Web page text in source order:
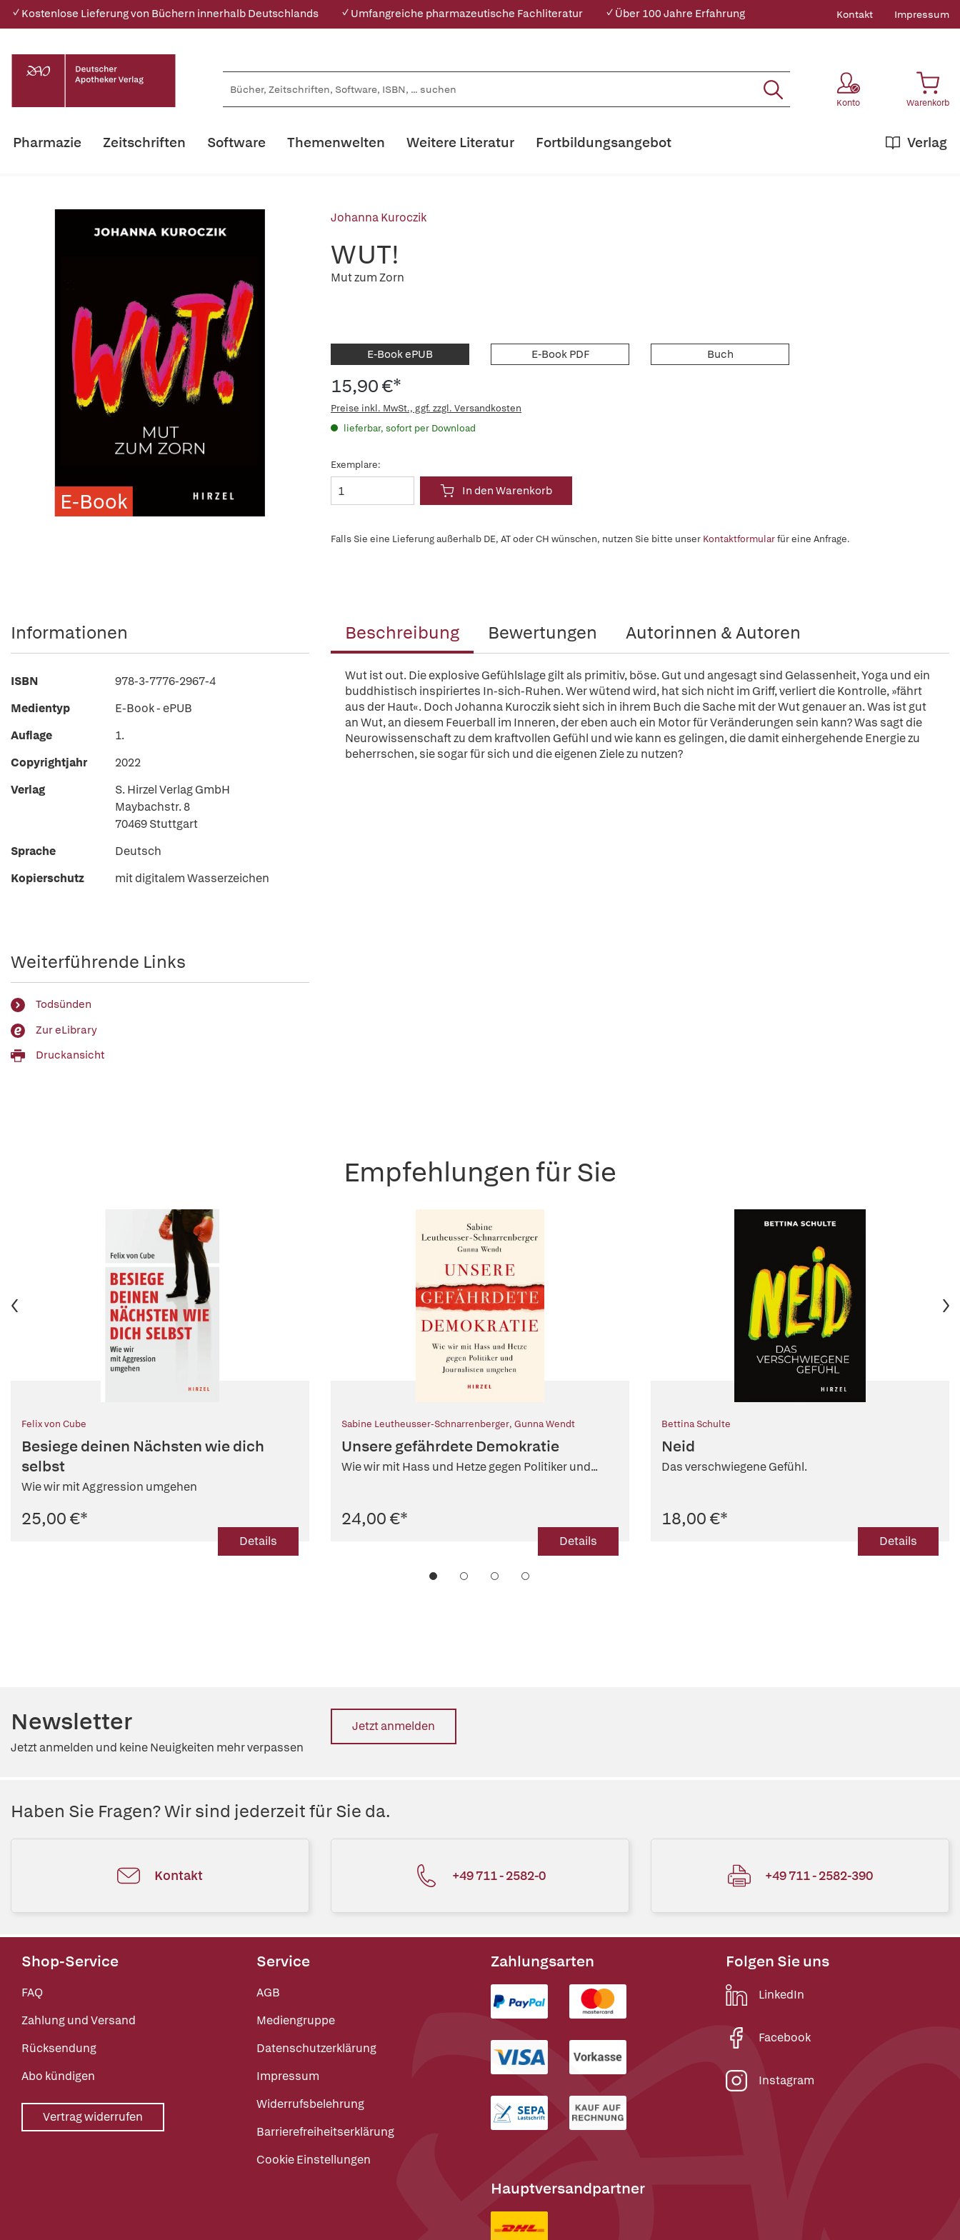
✓ Kostenlose Lieferung von Büchern innerhalb Deutschlands ✓ Umfangreiche pharmazeutische Fachliteratur ✓ Über 100 Jahre Erfahrung Kontakt Impressum
Konto Warenkorb
Pharmazie Zeitschriften Software Themenwelten Weitere Literatur Verlag
Fortbildungsangebot
E-Book
Johanna Kuroczik
WUT!
Mut zum Zorn
E-Book ePUB E-Book PDF Buch
15,90 €*
Preise inkl. MwSt., ggf. zzgl. Versandkosten
lieferbar, sofort per Download
Exemplare:
In den Warenkorb
Falls Sie eine Lieferung außerhalb DE, AT oder CH wünschen, nutzen Sie bitte unser Kontaktformularfür eine Anfrage.
Beschreibung Bewertungen Autorinnen & Autoren
Wut ist out. Die explosive Gefühlslage gilt als primitiv, böse. Gut und angesagt sind Gelassenheit, Yoga und ein
buddhistisch inspiriertes In-sich-Ruhen. Wer wütend wird, hat sich nicht im Griff, verliert die Kontrolle, »fährt
aus der Haut«. Doch Johanna Kuroczik sieht sich in ihrem Buch die Sache mit der Wut genauer an. Was ist gut
an Wut, an diesem Feuerball im Inneren, der eben auch ein Motor für Veränderungen sein kann? Was sagt die
Neurowissenschaft zu dem kraftvollen Gefühl und wie kann es gelingen, die damit einhergehende Energie zu
beherrschen, sie sogar für sich und die eigenen Ziele zu nutzen?
Informationen
ISBN
978-3-7776-2967-4
Medientyp
E-Book - ePUB
Auflage
1.
Copyrightjahr
2022
Verlag
S. Hirzel Verlag GmbH
Maybachstr. 8
70469 Stuttgart
Sprache
Deutsch
Kopierschutz
mit digitalem Wasserzeichen
Weiterführende Links
Todsünden
Zur eLibrary
Druckansicht
Empfehlungen für Sie
Felix von Cube
Besiege deinen Nächsten wie dich
selbst
Wie wir mit Aggression umgehen
25,00 €*
Details
Sabine Leutheusser-Schnarrenberger, Gunna Wendt
Unsere gefährdete Demokratie
Wie wir mit Hass und Hetze gegen Politiker und...
24,00 €*
Details
Bettina Schulte
Neid
Das verschwiegene Gefühl.
18,00 €*
Details
Newsletter
Jetzt anmelden und keine Neuigkeiten mehr verpassen
Jetzt anmelden
Haben Sie Fragen? Wir sind jederzeit für Sie da.
Kontakt +49 711 - 2582-0 +49 711 - 2582-390
Shop-Service
FAQ
Zahlung und Versand
Rücksendung
Abo kündigen
Vertrag widerrufen
Service
AGB
Mediengruppe
Datenschutzerklärung
Impressum
Widerrufsbelehrung
Barrierefreiheitserklärung
Cookie Einstellungen
Zahlungsarten
Hauptversandpartner
Folgen Sie uns
LinkedIn
Facebook
Instagram